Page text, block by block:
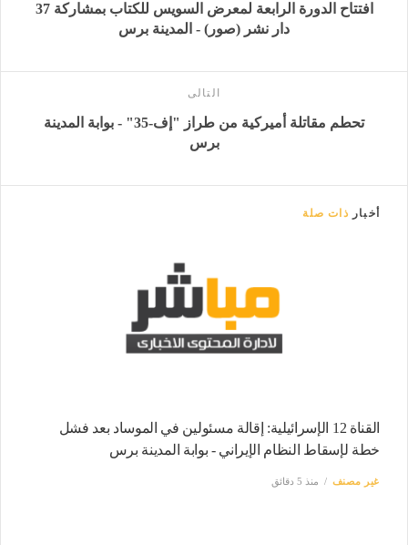
افتتاح الدورة الرابعة لمعرض السويس للكتاب بمشاركة 37
دار نشر (صور) - المدينة برس
التالى
تحطم مقاتلة أميركية من طراز "إف-35" - بوابة المدينة
برس
أخبار ذات صلة
القناة 12 الإسرائيلية: إقالة مسئولين في الموساد بعد فشل
خطة لإسقاط النظام الإيراني - بوابة المدينة برس
غير مصنف منذ 5 دقائق